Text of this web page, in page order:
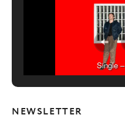
Single
NEWSLETTER